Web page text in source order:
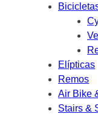
Elípticas
Remos
Air Bike
Stairs &